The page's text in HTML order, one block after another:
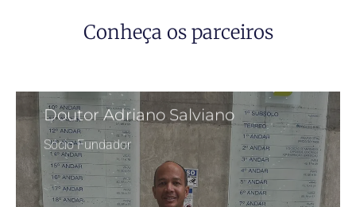
Conheça os parceiros
Doutor Adriano Salviano
Sócio Fundador